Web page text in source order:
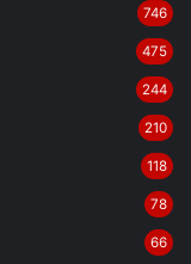
746
475
244
210
118
78
66